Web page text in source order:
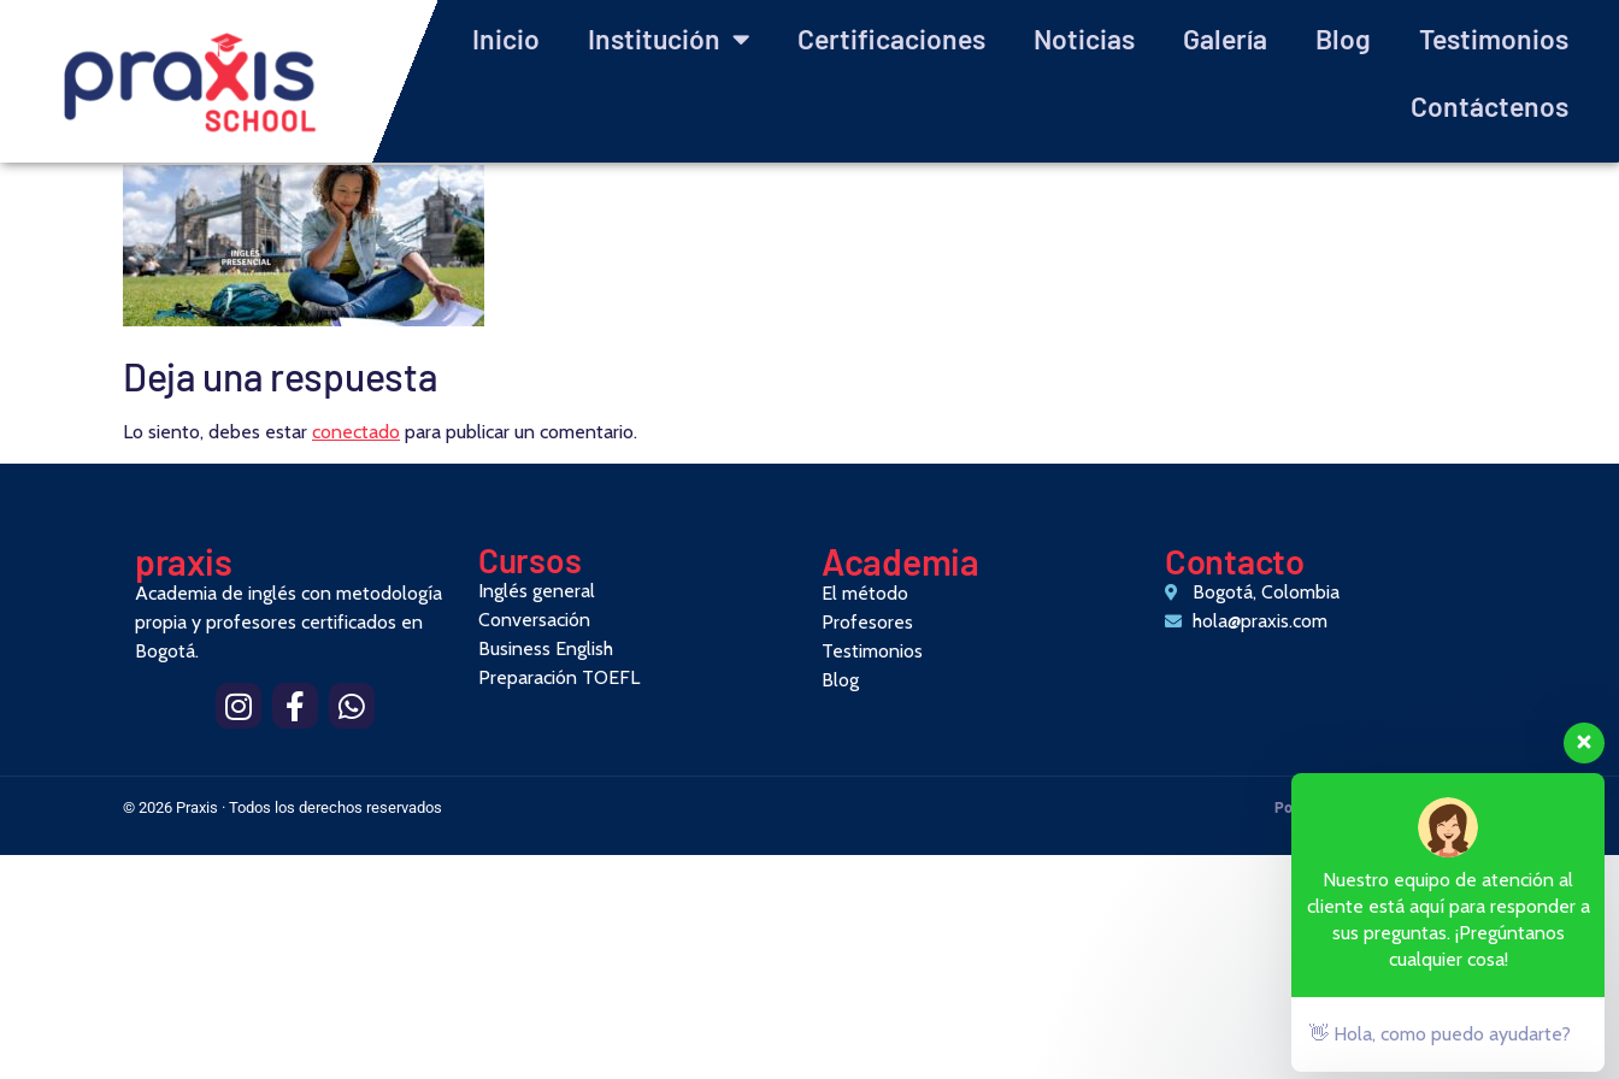
Inicio Institución Certificaciones Noticias Galería Blog
Testimonios
Contáctenos
Deja una respuesta
Lo siento, debes estar conectado para publicar un comentario.
praxis
Academia de inglés con metodología
propia y profesores certificados en
Bogotá.
Cursos
Inglés general
Conversación
Business English
Preparación TOEFL
Academia
El método
Profesores
Testimonios
Blog
Contacto
Bogotá, Colombia
hola@praxis.com
© 2026 Praxis · Todos los derechos reservados Política de privacidad ·Términos
Nuestro equipo de atención al
cliente está aquí para responder a
sus preguntas. ¡Pregúntanos
cualquier cosa!
👋 Hola, como puedo ayudarte?